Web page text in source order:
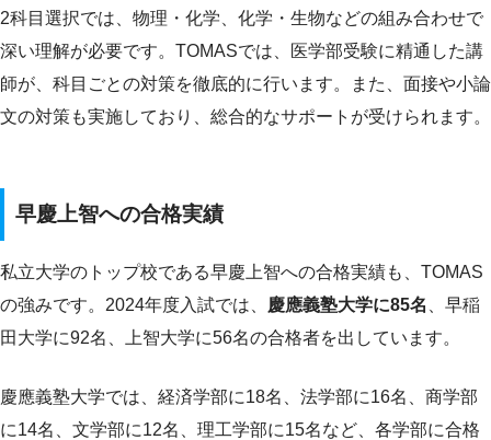
2科目選択では、物理・化学、化学・生物などの組み合わせで
深い理解が必要です。TOMASでは、医学部受験に精通した講
師が、科目ごとの対策を徹底的に行います。また、面接や小論
文の対策も実施しており、総合的なサポートが受けられます。
早慶上智への合格実績
私立大学のトップ校である早慶上智への合格実績も、TOMAS
の強みです。2024年度入試では、
慶應義塾大学に85名
、早稲
田大学に92名、上智大学に56名の合格者を出しています。
慶應義塾大学では、経済学部に18名、法学部に16名、商学部
に14名、文学部に12名、理工学部に15名など、各学部に合格